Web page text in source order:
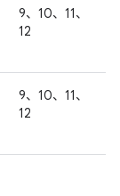
9、10、11、
12
9、10、11、
12